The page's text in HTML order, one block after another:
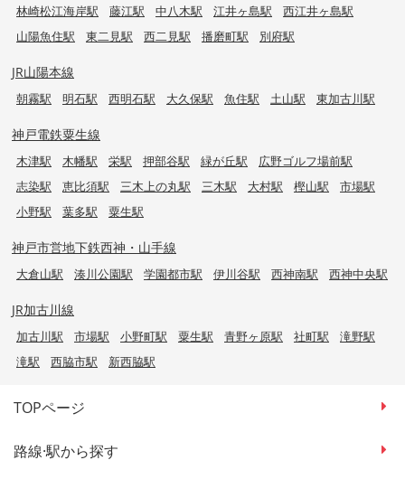
林崎松江海岸駅
藤江駅 中八木駅 江井ヶ島駅
西江井ヶ島駅
山陽魚住駅
東二見駅 西二見駅 播磨町駅 別府駅
JR山陽本線
朝霧駅 明石駅 西明石駅 大久保駅 魚住駅 土山駅 東加古川駅
神戸電鉄粟生線
木津駅 木幡駅 栄駅 押部谷駅 緑が丘駅
広野ゴルフ場前駅
志染駅
恵比須駅 三木上の丸駅 三木駅 大村駅 樫山駅
市場駅
小野駅
葉多駅 粟生駅
神戸市営地下鉄西神・山手線
大倉山駅 湊川公園駅 学園都市駅 伊川谷駅 西神南駅 西神中央駅
JR加古川線
加古川駅 市場駅 小野町駅 粟生駅 青野ヶ原駅 社町駅
滝野駅
滝駅
西脇市駅 新西脇駅
TOPページ
路線·駅から探す